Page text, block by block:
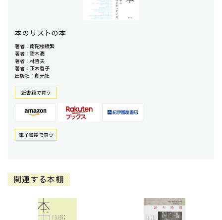
本のリストの本
著者：南陀楼綾繁
著者：鈴木潤
著者：林哲夫
著者：正木香子
出版社：創元社
紙書籍で買う
電⼦書籍で買う
関連する本棚